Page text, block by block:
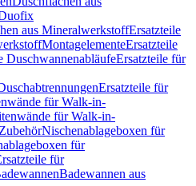
aus MineralwerkstoffErsatzteile
MontagelementeErsatzteile
DuschwannenabläufeErsatzteile für
Ersatzteile für
für Walk-in-
für Walk-in-
Nischenablageboxen für
für
für
Badewannen aus